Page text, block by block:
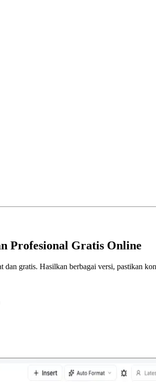
Profesional Gratis Online
gratis. Hasilkan berbagai versi, pastikan